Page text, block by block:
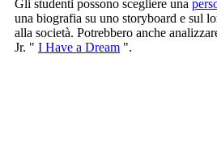
Gli studenti possono scegliere una
una biografia su uno storyboard e sul
alla società. Potrebbero anche
Jr. " I Have a Dream ".